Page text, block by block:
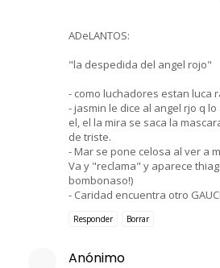
ADeLANTOS:
"la despedida del angel rojo"
- como luchadores estan luca
- jasmin le dice al angel rjo q
el, el la mira se saca la
de triste.
- Mar se pone celosa al ver a
Va y "reclama" y aparece
bombonaso!)
- Caridad encuentra otro
Responder Borrar
Anónimo